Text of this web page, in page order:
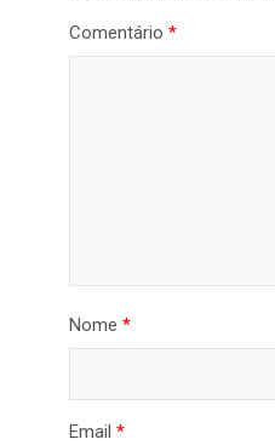
Comentário *
Nome *
Email *